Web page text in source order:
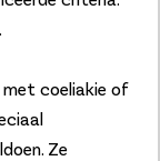
met coeliakie of
Ze